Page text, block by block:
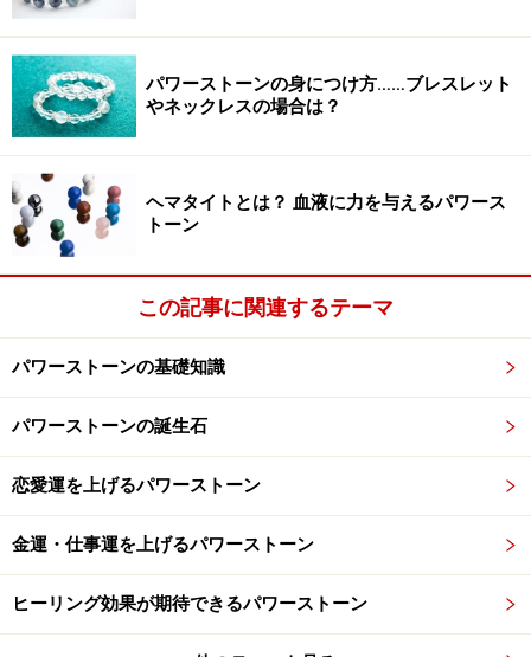
大々的に宣伝したことで広まった石です。
気品をもたらし、落ち着きと思慮深い思考で物事を成功
に導くとされる石です。人生における重要な決断の時
に、優しく後押ししてくれる石です。
「願いを叶える パワーストーンブレス事典」
を
詳しく紹介しています。
日本パワーストーン協会編著
『願いを叶える パワーストーンブレス事典
パワーストーンの身につけ方……ブレスレット
やネックレスの場合は？
ヘマタイトとは？ 血液に力を与えるパワース
トーン
この記事に関連するテーマ
パワーストーンの基礎知識
パワーストーンの誕生石
恋愛運を上げるパワーストーン
金運・仕事運を上げるパワーストーン
ヒーリング効果が期待できるパワーストーン